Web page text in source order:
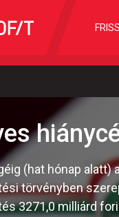
(hat hónap alatt)
törvényben
3271,0 milliárd